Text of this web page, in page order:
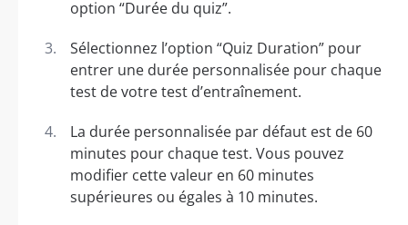
option “Durée du quiz”.
Sélectionnez l’option “Quiz Duration” pour
entrer une durée personnalisée pour chaque
test de votre test d’entraînement.
La durée personnalisée par défaut est de 60
minutes pour chaque test. Vous pouvez
modifier cette valeur en 60 minutes
supérieures ou égales à 10 minutes.